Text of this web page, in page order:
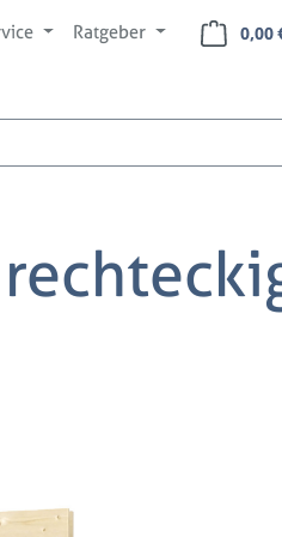
Ratgeber 0,00